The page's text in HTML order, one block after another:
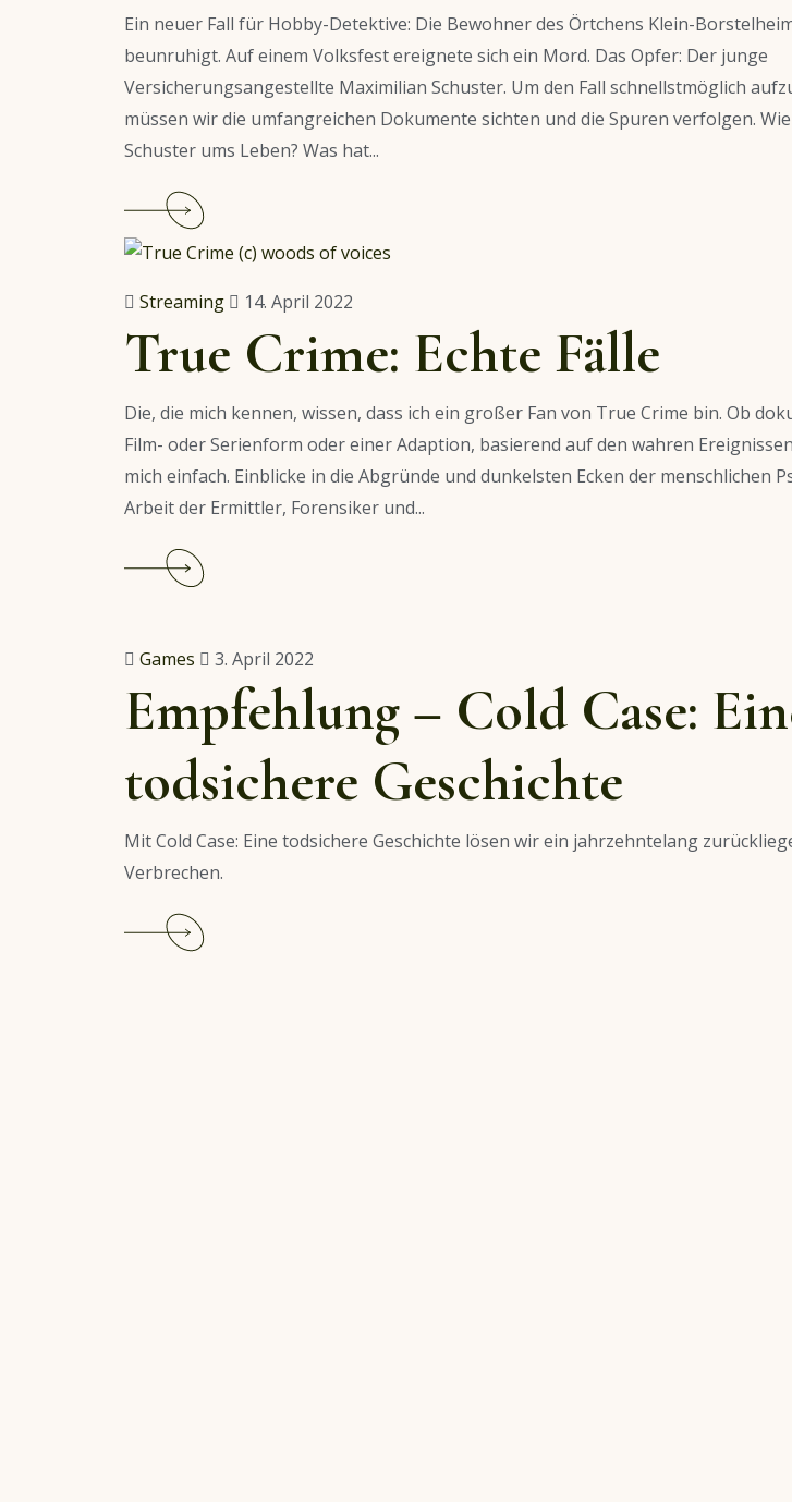
Frauenpower
in
Serie
Ein neuer Fall für Hobby-Detektive: Die Bewohner des Örtchens Klein-
beunruhigt. Auf einem Volksfest ereignete sich ein Mord. Das Opfer: Der junge
Versicherungsangestellte Maximilian Schuster. Um den Fall schnellstmöglich
müssen wir die umfangreichen Dokumente sichten und die Spuren verfolgen.
Schuster ums Leben? Was hat...
Empfehlung:
Hidden
–
Fall
Klein-
Borstelheim
Streaming 14. April 2022
True Crime: Echte Fälle
Die, die mich kennen, wissen, dass ich ein großer Fan von True Crime bin. Ob
Film- oder Serienform oder einer Adaption, basierend auf den wahren
mich einfach. Einblicke in die Abgründe und dunkelsten Ecken der menschlichen
Arbeit der Ermittler, Forensiker und...
Crime:
Echte
Fälle
Games 3. April 2022
Empfehlung – Cold Case:
todsichere Geschichte
Mit Cold Case: Eine todsichere Geschichte lösen wir ein jahrzehntelang
Verbrechen.